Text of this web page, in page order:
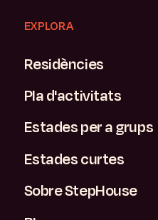
EXPLORA
Residències
Pla d'activitats
Estades per a grups
Estades curtes
Sobre StepHouse